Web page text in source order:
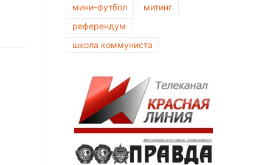
мини-футбол
митинг
референдум
школа коммуниста